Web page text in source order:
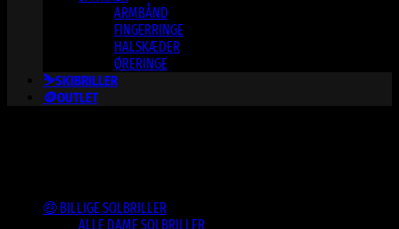
ARMBÅND
FINGERRINGE
HALSKÆDER
ØRERINGE
⛷️SKIBRILLER
🪙OUTLET
🤑 BILLIGE SOLBRILLER
ALLE DAME SOLBRILLER